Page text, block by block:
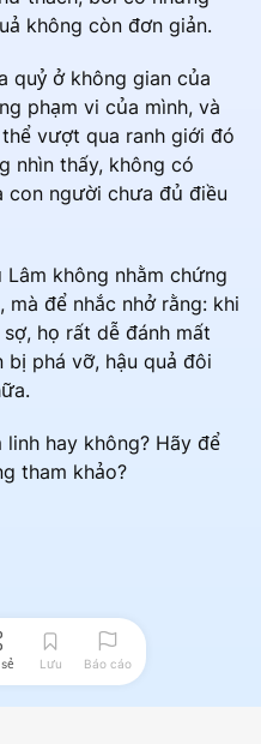
không còn đơn giản.
quỷ ở không gian của
phạm vi của mình, và
vượt qua ranh giới đó
nhìn thấy, không có
con người chưa đủ điều
không nhằm chứng
để nhắc nhở rằng: khi
họ rất dễ đánh mất
bị phá vỡ, hậu quả đôi
hay không? Hãy để
tham khảo?
Lưu Báo cáo